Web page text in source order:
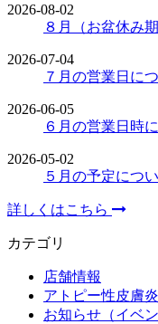
2026-08-02
８月（お盆休み
2026-07-04
７月の営業日に
2026-06-05
６月の営業日時
2026-05-02
５月の予定につ
詳しくはこちら
カテゴリ
店舗情報
アトピー性皮膚炎
お知らせ（イベン